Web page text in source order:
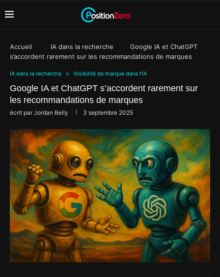
Accueil IA dans la recherche
Google IA et ChatGPT
s’accordent rarement sur les recommandations de marques
IA dans la recherche Visibilité de marque dans l’IA
Google IA et ChatGPT s’accordent rarement sur
les recommandations de marques
écrit parJordan Belly 3 septembre 2025